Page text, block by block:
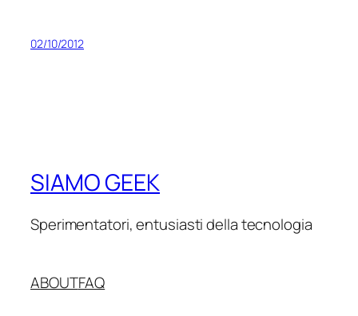
02/10/2012
SIAMO GEEK
Sperimentatori, entusiasti della tecnologia
ABOUTFAQ